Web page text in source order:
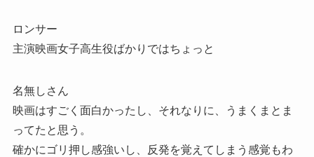
ロンサー
主演映画女子高生役ばかりではちょっと
名無しさん
映画はすごく面白かったし、それなりに、うまくまとま
ってたと思う。
確かにゴリ押し感強いし、反発を覚えてしまう感覚もわ